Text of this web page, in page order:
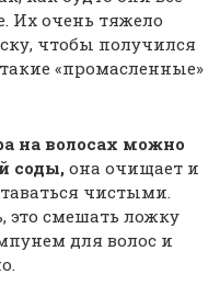
Их очень тяжело
чтобы получился
«промасленные»
на волосах можно
соды, она очищает и
чистыми.
это смешать ложку
для волос и